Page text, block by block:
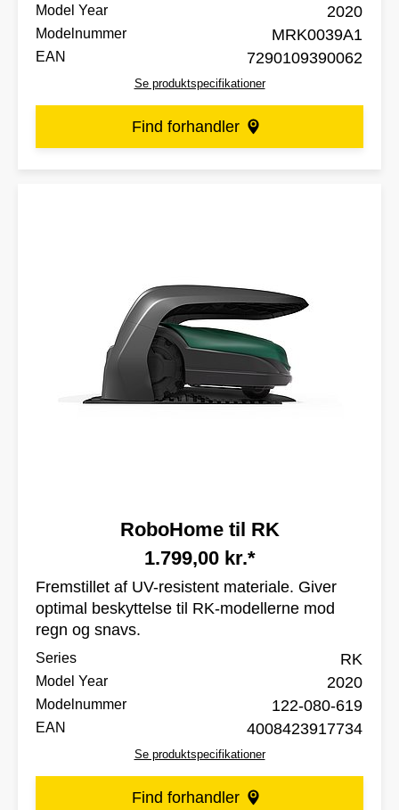
Model Year 2020
Modelnummer MRK0039A1
EAN 7290109390062
Se produktspecifikationer
Find forhandler
RoboHome til RK
1.799,00 kr.*
Fremstillet af UV-resistent materiale. Giver
optimal beskyttelse til RK-modellerne mod
regn og snavs.
Series RK
Model Year 2020
Modelnummer 122-080-619
EAN 4008423917734
Se produktspecifikationer
Find forhandler